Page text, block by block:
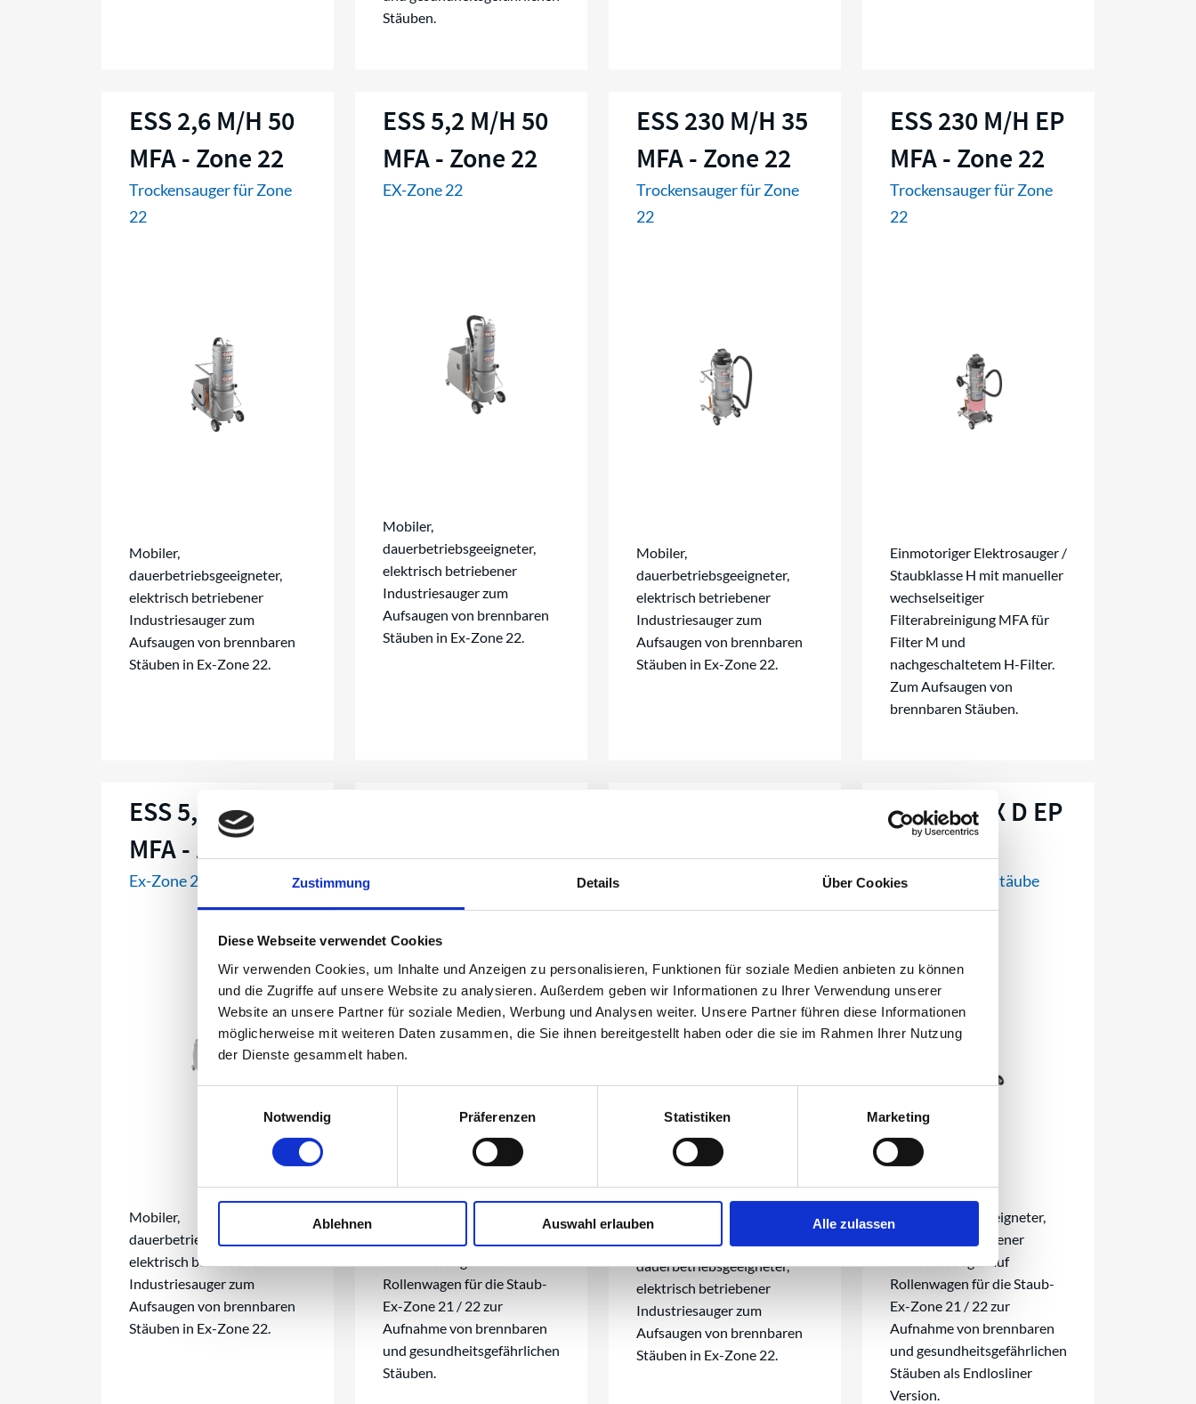
Zustimmung Details Über Cookies
Diese Webseite verwendet Cookies
Wir verwenden Cookies, um Inhalte und Anzeigen zu personalisieren, Funktionen für soziale Medien anbieten zu können
und die Zugriffe auf unsere Website zu analysieren. Außerdem geben wir Informationen zu Ihrer Verwendung unserer
Website an unsere Partner für soziale Medien, Werbung und Analysen weiter. Unsere Partner führen diese Informationen
möglicherweise mit weiteren Daten zusammen, die Sie ihnen bereitgestellt haben oder die sie im Rahmen Ihrer Nutzung
der Dienste gesammelt haben.
Notwendig
Präferenzen Statistiken Marketing
Ablehnen Auswahl erlauben Alle zulassen
Stäuben.
ESS 2,6 M/H 50
MFA - Zone 22
Trockensauger für Zone
22
Mobiler,
dauerbetriebsgeeigneter,
elektrisch betriebener
Industriesauger zum
Aufsaugen von brennbaren
Stäuben in Ex-Zone 22.
ESS 5,2 M/H 50
MFA - Zone 22
EX-Zone 22
Mobiler,
dauerbetriebsgeeigneter,
elektrisch betriebener
Industriesauger zum
Aufsaugen von brennbaren
Stäuben in Ex-Zone 22.
ESS 230 M/H 35
MFA - Zone 22
Trockensauger für Zone
22
Mobiler,
dauerbetriebsgeeigneter,
elektrisch betriebener
Industriesauger zum
Aufsaugen von brennbaren
Stäuben in Ex-Zone 22.
ESS 230 M/H EP
MFA - Zone 22
Trockensauger für Zone
22
Einmotoriger Elektrosauger /
Staubklasse H mit manueller
wechselseitiger
Filterabreinigung MFA für
Filter M und
nachgeschaltetem H-Filter.
Zum Aufsaugen von
brennbaren Stäuben.
ESS 5,2 M/H EP
MFA - Zone 22
Ex-Zone 22
Mobiler,
dauerbetriebsgeeigneter,
elektrisch betriebener
Industriesauger zum
Aufsaugen von brennbaren
Stäuben in Ex-Zone 22.
elektrisch betriebener
Rollenwagen für die Staub-
Ex-Zone 21 / 22 zur
Aufnahme von brennbaren
und gesundheitsgefährlichen
Stäuben.
22
Mobiler,
dauerbetriebsgeeigneter,
elektrisch betriebener
Industriesauger zum
Aufsaugen von brennbaren
Stäuben in Ex-Zone 22.
ESS 2,2 EX D EP
MFA
Für brennbare Stäube
Dauerbetriebsgeeigneter,
elektrisch betriebener
Industriesauger auf
Rollenwagen für die Staub-
Ex-Zone 21 / 22 zur
Aufnahme von brennbaren
und gesundheitsgefährlichen
Stäuben als Endlosliner
Version.